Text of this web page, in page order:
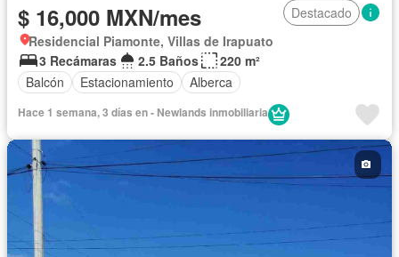
$ 16,000 MXN/mes
Destacado
Residencial Piamonte, Villas de Irapuato
3 Recámaras
2.5 Baños
220 m²
Balcón
Estacionamiento Alberca
Hace 1 semana, 3 días en - Newlands inmobiliaria